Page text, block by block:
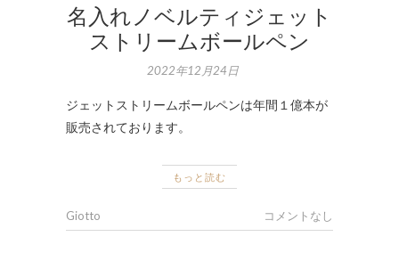
名入れノベルティジェット
ストリームボールペン
2022年12月24日
ジェットストリームボールペンは年間１億本が
販売されております。
もっと読む
Giotto コメントなし